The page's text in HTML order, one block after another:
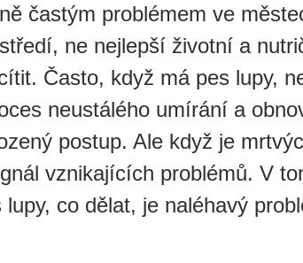
častým problémem ve
ne nejlepší životní a
Často, když má pes lupy,
neustálého umírání a
postup. Ale když je
vznikajících problémů. V
co dělat, je naléhavý